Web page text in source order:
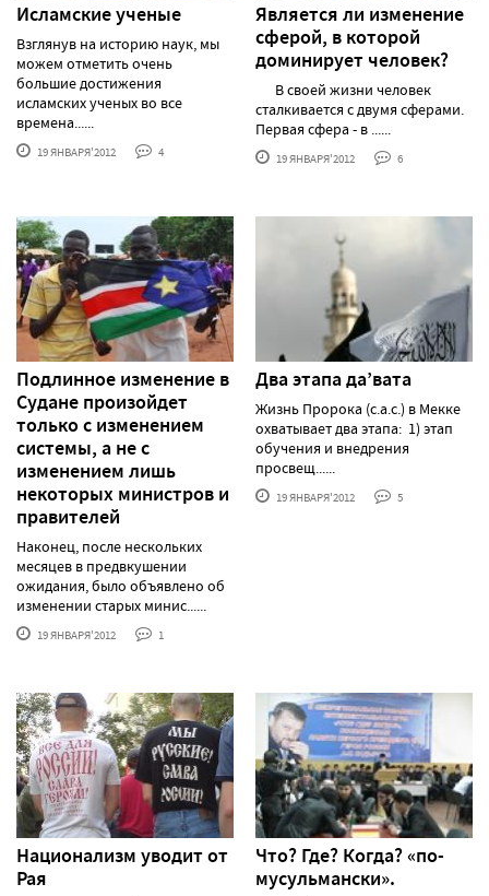
Исламские ученые
Взглянув на историю наук, мы
можем отметить очень
большие достижения
исламских ученых во все
времена......
19 ЯНВАРЯ'2012 4
Является ли изменение
сферой, в которой
доминирует человек?
В своей жизни человек
сталкивается с двумя сферами.
Первая сфера - в ......
19 ЯНВАРЯ'2012 6
Подлинное изменение в
Судане произойдет
только с изменением
системы, а не с
изменением лишь
некоторых министров и
правителей
Наконец, после нескольких
месяцев в предвкушении
ожидания, было объявлено об
изменении старых минис......
19 ЯНВАРЯ'2012 1
Два этапа да’вата
Жизнь Пророка (с.а.с.) в Мекке
охватывает два этапа: 1) этап
обучения и внедрения
просвещ......
19 ЯНВАРЯ'2012 5
Национализм уводит от
Рая
Что? Где? Когда? «по-
мусульмански».